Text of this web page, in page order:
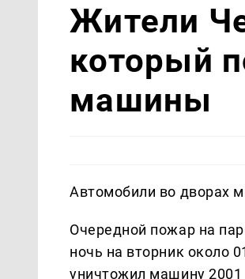
Жители
который
машины
Автомобили во дворах
Очередной пожар на
ночь на вторник около
уничтожил машину 2001